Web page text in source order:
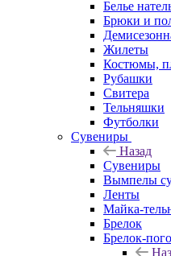
Белье
Брюки и
Жилеты
Костюмы,
Рубашки
Свитера
Тельняшки
Футболки
Сувениры
Назад
Сувениры
Вымпелы
Ленты
Майка-
Брелок
Брелок-